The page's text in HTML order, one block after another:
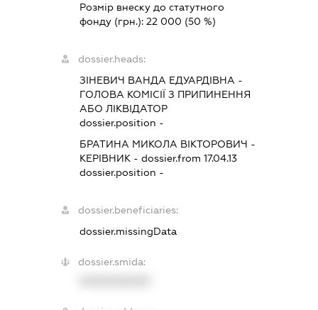
Розмір внеску до статутного
фонду (грн.):22 000 (50 %)
dossier.heads:
ЗІНЕВИЧ ВАНДА ЕДУАРДІВНА -
ГОЛОВА КОМІСІЇ З ПРИПИНЕННЯ
АБО ЛІКВІДАТОР
dossier.position -
БРАТИНА МИКОЛА ВІКТОРОВИЧ -
КЕРІВНИК - dossier.from 17.04.13
dossier.position -
dossier.beneficiaries:
dossier.missingData
dossier.smida: